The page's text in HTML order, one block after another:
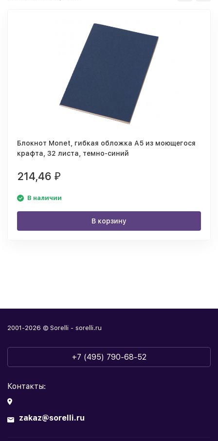
Блокнот Monet, гибкая обложка A5 из моющегося
крафта, 32 листа, темно-синий
214,46 ₽
В наличии
В корзину
2001-2026 © Sorelli - sorelli.ru
+7 (495) 790-68-52
Контакты:
zakaz@sorelli.ru